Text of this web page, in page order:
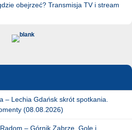
obejrzeć? Transmisja TV i stream
– Lechia Gdańsk skrót spotkania.
(08.08.2026)
– Górnik Zabrze. Gole i